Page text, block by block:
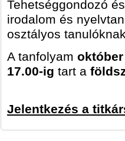
Tehetséggondozó
irodalom és
osztályos
A tanfolyam
17.00-ig tart a
Jelentkezés a